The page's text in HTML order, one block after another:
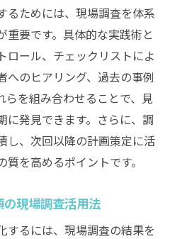
るためには、現場調査を体系
重要です。具体的な実践術と
ロール、チェックリストによ
へのヒアリング、過去の事例
らを組み合わせることで、見
に発見できます。さらに、調
し、次回以降の計画策定に活
を高めるポイントです。
現場調査活用法
するには、現場調査の結果を